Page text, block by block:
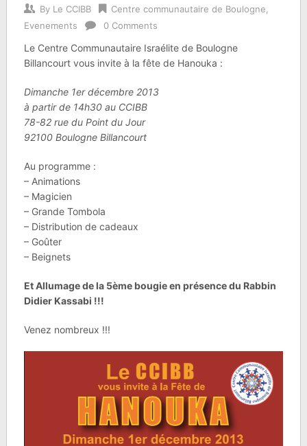
By Le CCIBB Centre communautaire de Boulogne
Evenements
0 Comments
Le Centre Communautaire Israélite de Boulogne
Billancourt vous invite à la fête de Hanouka :
Dimanche 1er décembre 2013
à partir de 14h30 au CCIBB
78-82 rue du Point du Jour
92100 Boulogne Billancourt
Au programme :
– Animations
– Magicien
– Grande Tombola
– Distribution de cadeaux
– Goûter
– Beignets
Et Allumage de la 5ème bougie en présence du Rabbin
Didier Kassabi !!!
Venez nombreux !!!